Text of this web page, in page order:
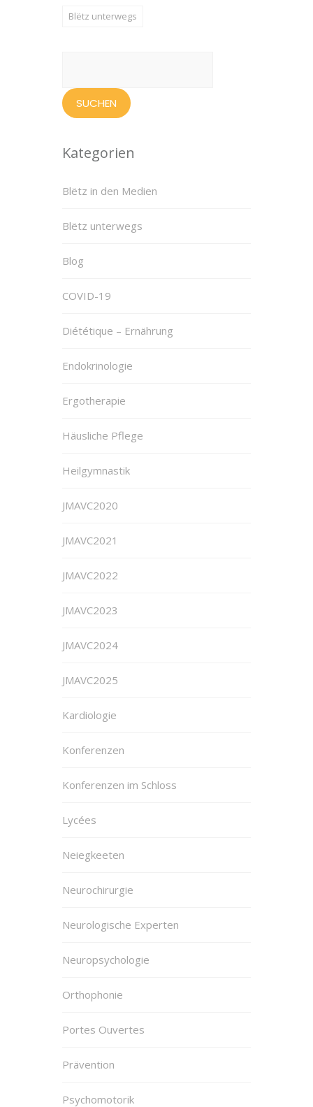
Blëtz unterwegs
Kategorien
Blëtz in den Medien
Blëtz unterwegs
Blog
COVID-19
Diététique – Ernährung
Endokrinologie
Ergotherapie
Häusliche Pflege
Heilgymnastik
JMAVC2020
JMAVC2021
JMAVC2022
JMAVC2023
JMAVC2024
JMAVC2025
Kardiologie
Konferenzen
Konferenzen im Schloss
Lycées
Neiegkeeten
Neurochirurgie
Neurologische Experten
Neuropsychologie
Orthophonie
Portes Ouvertes
Prävention
Psychomotorik